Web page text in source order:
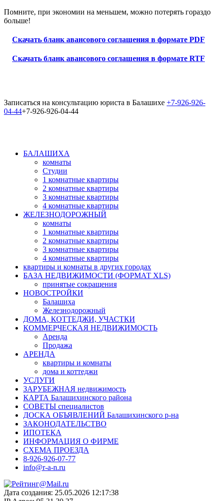
Помните, при экономии на меньшем, можно потерять гораздо
больше!
Скачать бланк авансового соглашения в формате PDF
Скачать бланк авансового соглашения в формате RTF
Записаться на консультацию юриста в Балашихе +7-926-926-
04-44+7-926-926-04-44
БАЛАШИХА
комнаты
Студии
1 комнатные квартиры
2 комнатные квартиры
3 комнатные квартиры
4 комнатные квартиры
ЖЕЛЕЗНОДОРОЖНЫЙ
комнаты
1 комнатные квартиры
2 комнатные квартиры
3 комнатные квартиры
4 комнатные квартиры
квартиры и комнаты в других городах
БАЗА НЕДВИЖИМОСТИ (ФОРМАТ XLS)
принятые сокращения
НОВОСТРОЙКИ
Балашиха
Железнодорожный
ДОМА, КОТТЕДЖИ, УЧАСТКИ
КОММЕРЧЕСКАЯ НЕДВИЖИМОСТЬ
Аренда
Продажа
АРЕНДА
квартиры и комнаты
дома и коттеджи
УСЛУГИ
ЗАРУБЕЖНАЯ недвижимость
КАРТА Балашихинского района
СОВЕТЫ специалистов
ДОСКА ОБЪЯВЛЕНИЙ Балашихинского р-на
ЗАКОНОДАТЕЛЬСТВО
ИПОТЕКА
ИНФОРМАЦИЯ О ФИРМЕ
СХЕМА ПРОЕЗДА
8-926-926-07-77
info@r-a-n.ru
Дата создания: 25.05.2026 12:17:38